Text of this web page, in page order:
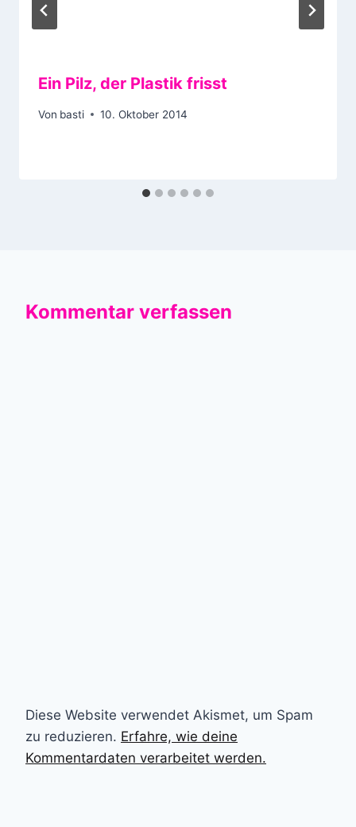
Ein Pilz, der Plastik frisst
Von basti 10. Oktober 2014
Kommentar verfassen
Diese Website verwendet Akismet, um Spam
zu reduzieren. Erfahre, wie deine
Kommentardaten verarbeitet werden.